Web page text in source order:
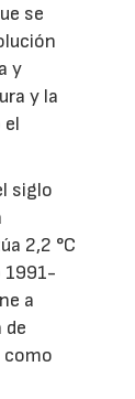
se
y
y la
el
siglo
2,2 °C
1991-
a
de
como